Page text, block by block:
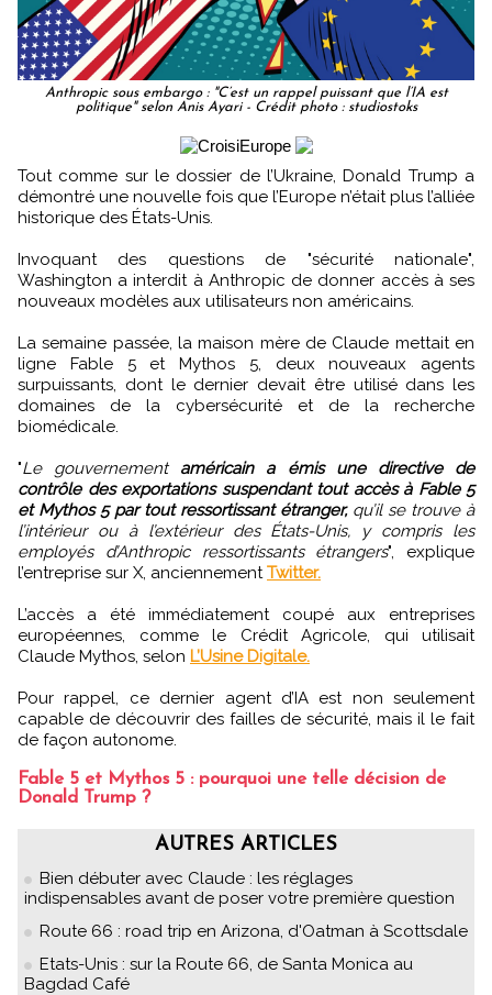
Anthropic sous embargo : "C’est un rappel puissant que l’IA est
politique" selon Anis Ayari - Crédit photo : studiostoks
Tout comme sur le dossier de l’Ukraine, Donald Trump a
démontré une nouvelle fois que l’Europe n’était plus l’alliée
historique des États-Unis.
Invoquant des questions de "sécurité nationale",
Washington a interdit à Anthropic de donner accès à ses
nouveaux modèles aux utilisateurs non américains.
La semaine passée, la maison mère de Claude mettait en
ligne Fable 5 et Mythos 5, deux nouveaux agents
surpuissants, dont le dernier devait être utilisé dans les
domaines de la cybersécurité et de la recherche
biomédicale.
"Le gouvernement américain a émis une directive de
contrôle des exportations suspendant tout accès à Fable 5
et Mythos 5 par tout ressortissant étranger,qu’il se trouve à
l’intérieur ou à l’extérieur des États-Unis, y compris les
employés d’Anthropic ressortissants étrangers", explique
l’entreprise sur X, anciennementTwitter.
L’accès a été immédiatement coupé aux entreprises
européennes, comme le Crédit Agricole, qui utilisait
Claude Mythos, selon L’Usine Digitale.
Pour rappel, ce dernier agent d’IA est non seulement
capable de découvrir des failles de sécurité, mais il le fait
de façon autonome.
Fable 5 et Mythos 5 : pourquoi une telle décision de
Donald Trump ?
AUTRES ARTICLES
Bien débuter avec Claude : les réglages
indispensables avant de poser votre première question
Route 66 : road trip en Arizona, d'Oatman à Scottsdale
Etats-Unis : sur la Route 66, de Santa Monica au
Bagdad Café